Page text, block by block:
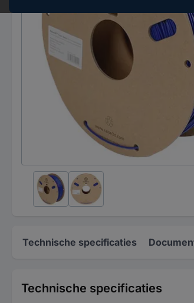
Technische specificaties
Technische specificaties